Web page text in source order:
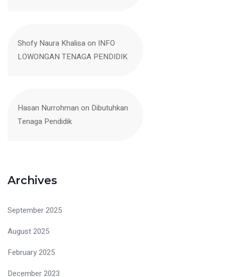
Shofy Naura Khalisaon INFO
LOWONGAN TENAGA PENDIDIK
Hasan Nurrohman on Dibutuhkan
Tenaga Pendidik
Archives
September 2025
August 2025
February 2025
December 2023